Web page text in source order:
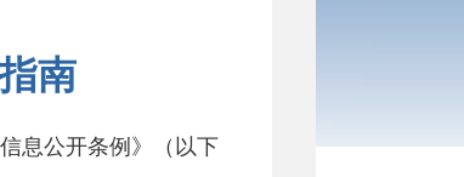
南
息公开条例》（以下